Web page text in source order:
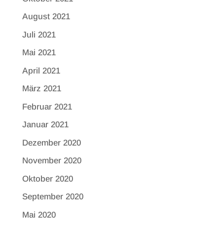
August 2021
Juli 2021
Mai 2021
April 2021
März 2021
Februar 2021
Januar 2021
Dezember 2020
November 2020
Oktober 2020
September 2020
Mai 2020